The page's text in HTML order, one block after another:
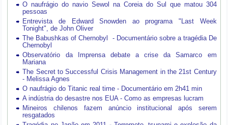
O naufrágio do navio Sewol na Coreia do Sul que matou 304
pessoas
Entrevista de Edward Snowden ao programa "Last Week
Tonight", de John Oliver
The Babushkas of Chernobyl - Documentário sobre a tragédia De
Chernobyl
Observatório da Imprensa debate a crise da Samarco em
Mariana
The Secret to Successful Crisis Management in the 21st Century
- Melissa Agnes
O naufrágio do Titanic real time - Documentário em 2h41 min
A indústria do desastre nos EUA - Como as empresas lucram
Mineiros chilenos fazem anúncio institucional após serem
resgatados